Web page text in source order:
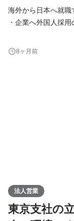
海外から日本へ就職する外国
・企業へ外国人採
ル＞ ◇クライアン
◇新規？既存？ ほ
8ヶ月前
法人営業
東京支社の